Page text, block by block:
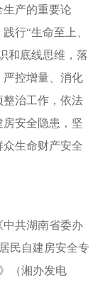
产的重要论
行“生命至上、
和底线思维，落
严控增量、消化
治工作，依法
安全隐患，坚
生命财产安全
共湖南省委办
民自建房安全专
（湘办发电